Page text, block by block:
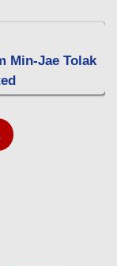
Min-Jae Tolak